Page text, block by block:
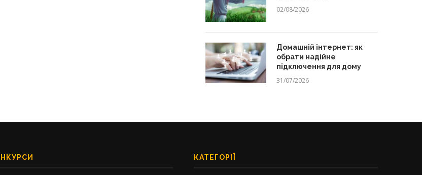
02/08/2026
Домашній інтернет: як
обрати надійне
підключення для дому
31/07/2026
КАТЕГОРІЇ